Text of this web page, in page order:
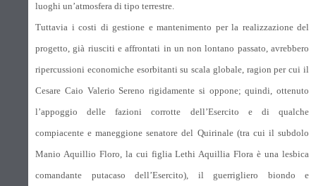
luoghi un’atmosfera di tipo terrestre.
Tuttavia i costi di gestione e mantenimento per la realizzazione del
progetto, già riusciti e affrontati in un non lontano passato, avrebbero
ripercussioni economiche esorbitanti su scala globale, ragion per cui il
Cesare Caio Valerio Sereno rigidamente si oppone; quindi, ottenuto
l’appoggio delle fazioni corrotte dell’Esercito e di qualche
compiacente e maneggione senatore del Quirinale (tra cui il subdolo
Manio Aquillio Floro, la cui figlia Lethi Aquillia Flora è una lesbica
comandante putacaso dell’Esercito), il guerrigliero biondo e